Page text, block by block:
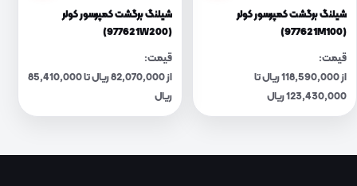
شیلنگ برگشت کمپرسور کولر
(977621M100)
قیمت:
از 118,590,000 ریال تا
123,430,000 ریال
شیلنگ برگشت کمپرسور کولر
(977621W200)
قیمت:
از 82,070,000 ریال تا 85,410,000
ریال